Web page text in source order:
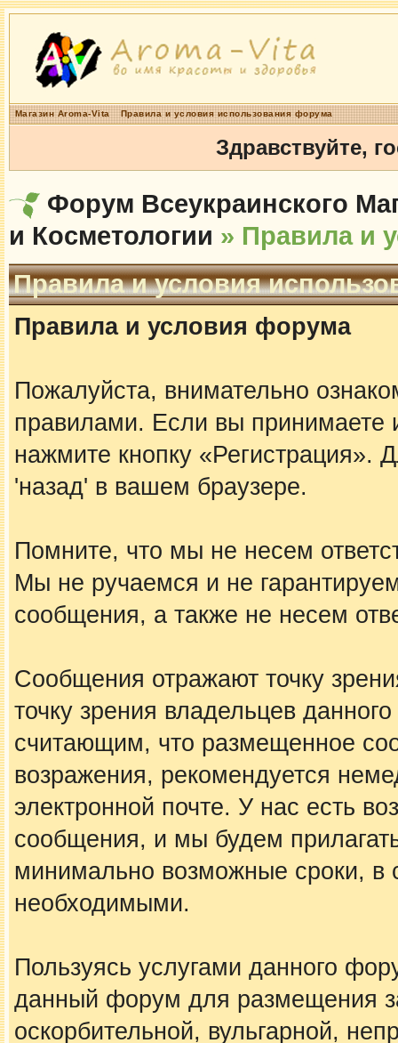
Магазин Aroma-Vita Правила и условия использования форума
Здравствуйте,
Форум Всеукраинского
и Косметологии » Правила и
Правила и условия
Правила и условия форума
Пожалуйста, внимательно
правилами. Если вы принимаете
нажмите кнопку «Регистрация».
'назад' в вашем браузере.
Помните, что мы не несем
Мы не ручаемся и не
сообщения, а также не несем
Сообщения отражают точку
точку зрения владельцев
считающим, что размещенное
возражения, рекомендуется
электронной почте. У нас есть
сообщения, и мы будем
минимально возможные сроки, в
необходимыми.
Пользуясь услугами данного
данный форум для размещения
оскорбительной, вульгарной,